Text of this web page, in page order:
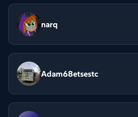
narq
Adam68etsestc